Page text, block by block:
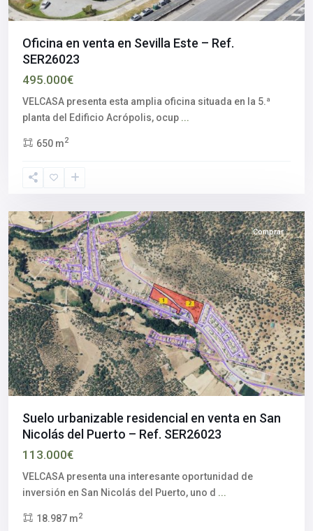
Oficina en venta en Sevilla Este – Ref.
SER26023
495.000€
VELCASA presenta esta amplia oficina situada en la 5.ª
planta del Edificio Acrópolis, ocup ...
650 m2
San
del
Sevilla
Comprar
Suelo urbanizable residencial en venta en San
Nicolás del Puerto – Ref. SER26023
113.000€
VELCASA presenta una interesante oportunidad de
inversión en San Nicolás del Puerto, uno d ...
18.987 m2
de